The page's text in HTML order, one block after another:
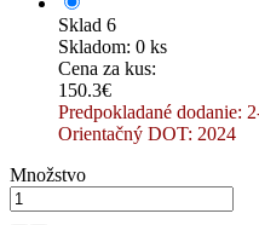
Sklad 6
Skladom: 0 ks
Cena za kus:
150.3€
Predpokladané dodanie:
Orientačný DOT: 2024
Množstvo